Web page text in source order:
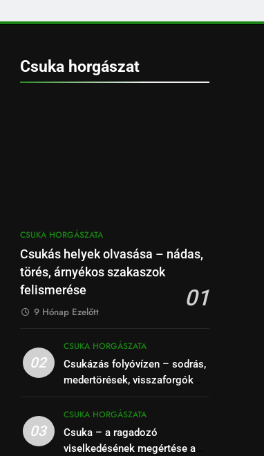
Csuka horgászat
CSUKA HORGÁSZATA
Csukás helyek olvasása – nádas,
törés, árnyékos szakaszok
felismerése
01
9 Hónap Ezelőtt
02
CSUKA HORGÁSZATA
Csukázás folyóvízen – sodrás,
medertörések, visszaforgók
03
CSUKA HORGÁSZATA
Csuka – a ragadozó
viselkedésének megértése a